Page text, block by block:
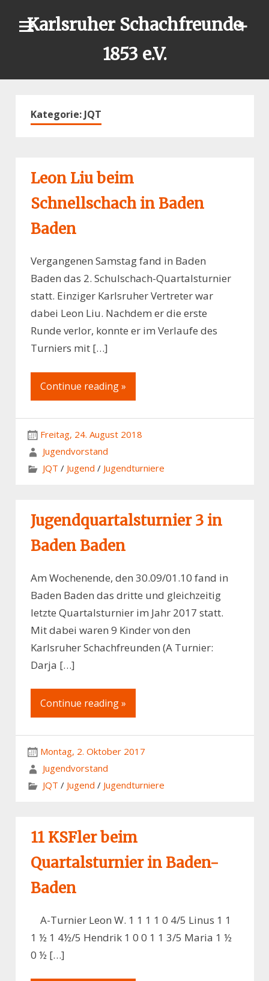
Karlsruher Schachfreunde
1853 e.V.
Kategorie: JQT
Leon Liu beim
Schnellschach in Baden
Baden
Vergangenen Samstag fand in Baden
Baden das 2. Schulschach-Quartalsturnier
statt. Einziger Karlsruher Vertreter war
dabei Leon Liu. Nachdem er die erste
Runde verlor, konnte er im Verlaufe des
Turniers mit […]
Continue reading »
Freitag, 24. August 2018
Jugendvorstand
JQT / Jugend / Jugendturniere
Jugendquartalsturnier 3 in
Baden Baden
Am Wochenende, den 30.09/01.10 fand in
Baden Baden das dritte und gleichzeitig
letzte Quartalsturnier im Jahr 2017 statt.
Mit dabei waren 9 Kinder von den
Karlsruher Schachfreunden (A Turnier:
Darja […]
Continue reading »
Montag, 2. Oktober 2017
Jugendvorstand
JQT / Jugend / Jugendturniere
11 KSFler beim
Quartalsturnier in Baden-
Baden
A-Turnier Leon W. 1 1 1 1 0 4/5 Linus 1 1
1 ½ 1 4½/5 Hendrik 1 0 0 1 1 3/5 Maria 1 ½
0 ½ […]